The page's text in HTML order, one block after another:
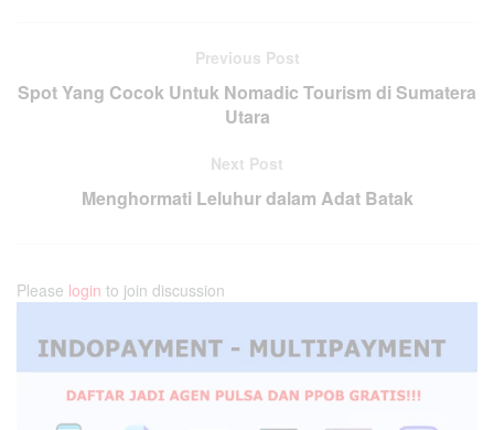
Previous Post
Spot Yang Cocok Untuk Nomadic Tourism di Sumatera
Utara
Next Post
Menghormati Leluhur dalam Adat Batak
Please login to join discussion